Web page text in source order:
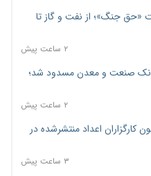
«حق جنگ»؛ از نفت و گاز تا
۲ ساعت پیش
صنعت و معدن مسدود شد؛
۲ ساعت پیش
کارگزاران اعداد منتشرشده در
۳ ساعت پیش